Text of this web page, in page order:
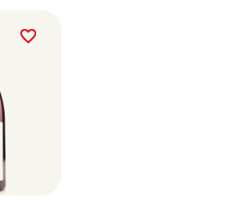
favorite_border
favorite_border